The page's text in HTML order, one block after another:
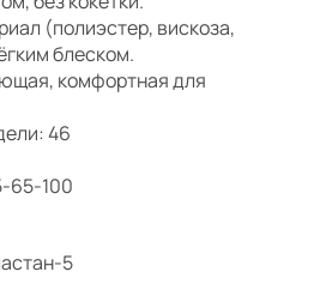
(полиэстер, вискоза,
блеском.
комфортная для
46
65-100
5